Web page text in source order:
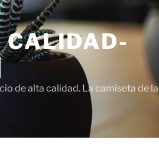
CALIDAD-
de alta calidad. La camiseta de la